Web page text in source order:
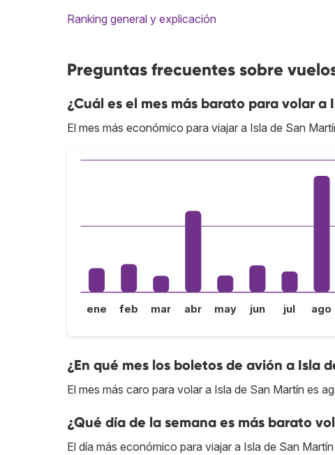
Ranking general y explicación
Preguntas frecuentes sobre
¿Cuál es el mes más barato para volar a
El mes más económico para viajar a Isla de San
ene feb mar abr may jun jul ago
¿En qué mes los boletos de avión a Isla
El mes más caro para volar a Isla de San Martín es
¿Qué día de la semana es más barato
El día más económico para viajar a Isla de San